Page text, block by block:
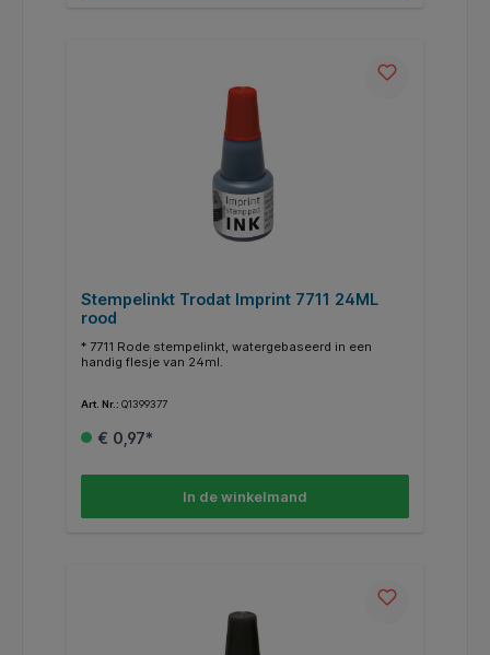
Stempelinkt Trodat Imprint 7711 24ML
rood
* 7711 Rode stempelinkt, watergebaseerd in een
handig flesje van 24ml.
Art. Nr.: Q1399377
€ 0,97*
In de winkelmand